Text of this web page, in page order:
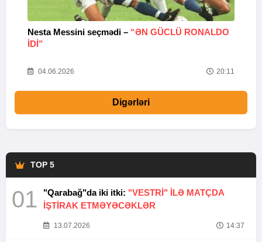
Nesta Messini seçmədi – “ƏN GÜCLÜ RONALDO
IDI”
04.06.2026 20:11
Digərləri
TOP 5
01 "Qarabağ"da iki itki: "VESTRİ" İLƏ MATÇDA
İŞTİRAK ETMƏYƏCƏKLƏR
13.07.2026 14:37